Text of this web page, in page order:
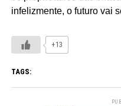
infelizmente, o futuro vai
+13
TAGS: